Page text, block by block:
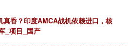
真香？印度AMCA战机依赖进口，核
_项目_国产